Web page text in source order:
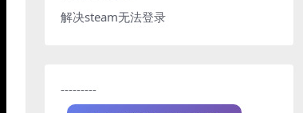
解决steam无法登录
---------